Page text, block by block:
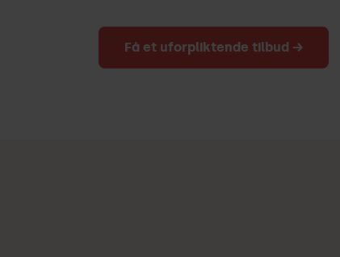
Få et uforpliktende tilbud →